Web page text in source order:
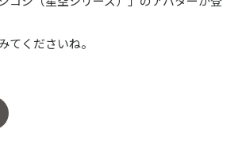
てくださいね。